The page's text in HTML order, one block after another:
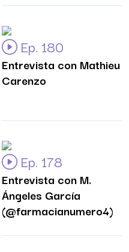
Ep. 180
Entrevista con Mathieu
Carenzo
Ep. 178
Entrevista con M.
Ángeles García
(@farmacianumero4)